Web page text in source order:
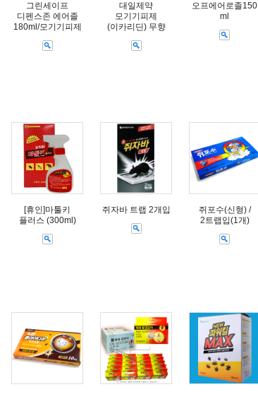
그린세이프
디펜스존 에어졸
180ml/모기기피제
대일제약
모기기피제
(이카리딘) 무향
오프에어로졸150
ml
[휴인]마툴키
플러스 (300ml)
쥐자바 트랩 2개입
쥐포수(신형) /
2트랩입(1개)